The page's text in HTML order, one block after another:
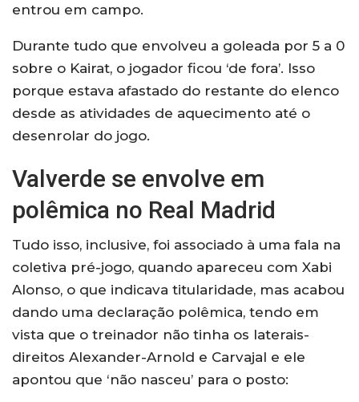
entrou em campo.
Durante tudo que envolveu a goleada por 5 a 0
sobre o Kairat, o jogador ficou ‘de fora’. Isso
porque estava afastado do restante do elenco
desde as atividades de aquecimento até o
desenrolar do jogo.
Valverde se envolve em
polêmica no Real Madrid
Tudo isso, inclusive, foi associado à uma fala na
coletiva pré-jogo, quando apareceu com Xabi
Alonso, o que indicava titularidade, mas acabou
dando uma declaração polêmica, tendo em
vista que o treinador não tinha os laterais-
direitos Alexander-Arnold e Carvajal e ele
apontou que ‘não nasceu’ para o posto: